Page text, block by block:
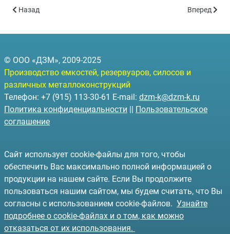
Предыдущий: Резервуары горизонтальные подземные РГСП-5
Назад Следующий:
Вперед
© ООО «ДЗМ», 2009-2025
Производство емкостей, резервуаров, силосов и
различных металлоконструкций
Телефон: +7 (915) 113-30-61 E-mail: dzm-k@dzm-k.ru
Политика конфиденциальности || Пользовательское
соглашение
Сайт использует cookie-файлы для того, чтобы
обеспечить Вас максимально полной информацией о
продукции на нашем сайте. Если Вы продолжите
пользоваться нашим сайтом, мы будем считать, что Вы
согласны с использованием cookie-файлов. Узнайте
подробнее о cookie-файлах и о том, как можно
отказаться от их использования.